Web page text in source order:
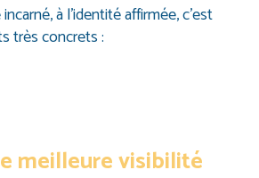
à l’identité affirmée, c’est
très concrets :
meilleure visibilité